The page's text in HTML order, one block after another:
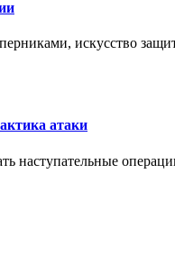
искусство
атаки
наступательные